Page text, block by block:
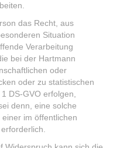
das Recht, aus
Situation
Verarbeitung
bei der Hartmann
oder
oder zu statistischen
DS-GVO erfolgen,
denn, eine solche
im öffentlichen